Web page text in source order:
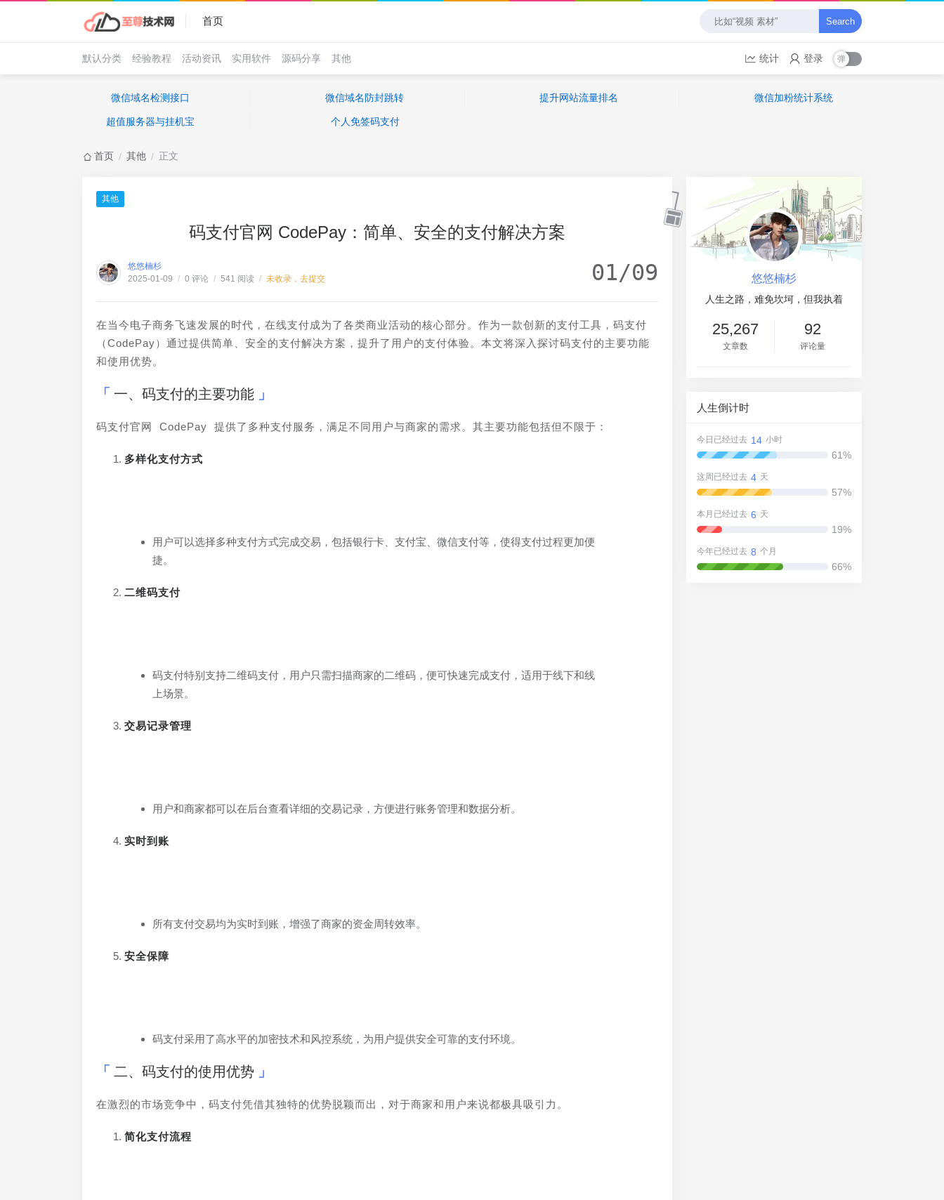
首页 Search
默认分类 经验教程 活动资讯 实用软件 源码分享 其他 统计 登录
微信域名检测接口 微信域名防封跳转 提升网站流量排名 微信加粉统计系统
超值服务器与挂机宝 个人免签码支付
首页 / 其他 / 正文
其他
码支付官网 CodePay：简单、安全的支付解决方案
悠悠楠杉
2025-01-09 / 0 评论 / 541 阅读 / 未收录，去提交 01/09
在当今电子商务飞速发展的时代，在线支付成为了各类商业活动的核心部分。作为一款创新的支付工具，码支付
（CodePay）通过提供简单、安全的支付解决方案，提升了用户的支付体验。本文将深入探讨码支付的主要功能
和使用优势。
一、码支付的主要功能
码支付官网 CodePay 提供了多种支付服务，满足不同用户与商家的需求。其主要功能包括但不限于：
多样化支付方式
用户可以选择多种支付方式完成交易，包括银行卡、支付宝、微信支付等，使得支付过程更加便
捷。
二维码支付
码支付特别支持二维码支付，用户只需扫描商家的二维码，便可快速完成支付，适用于线下和线
上场景。
交易记录管理
用户和商家都可以在后台查看详细的交易记录，方便进行账务管理和数据分析。
实时到账
所有支付交易均为实时到账，增强了商家的资金周转效率。
安全保障
码支付采用了高水平的加密技术和风控系统，为用户提供安全可靠的支付环境。
二、码支付的使用优势
在激烈的市场竞争中，码支付凭借其独特的优势脱颖而出，对于商家和用户来说都极具吸引力。
简化支付流程
悠悠楠杉
人生之路，难免坎坷，但我执着
25,267
文章数
92
评论量
人生倒计时
今日已经过去 14 小时
61%
这周已经过去 4 天
57%
本月已经过去 6 天
19%
今年已经过去 8 个月
66%